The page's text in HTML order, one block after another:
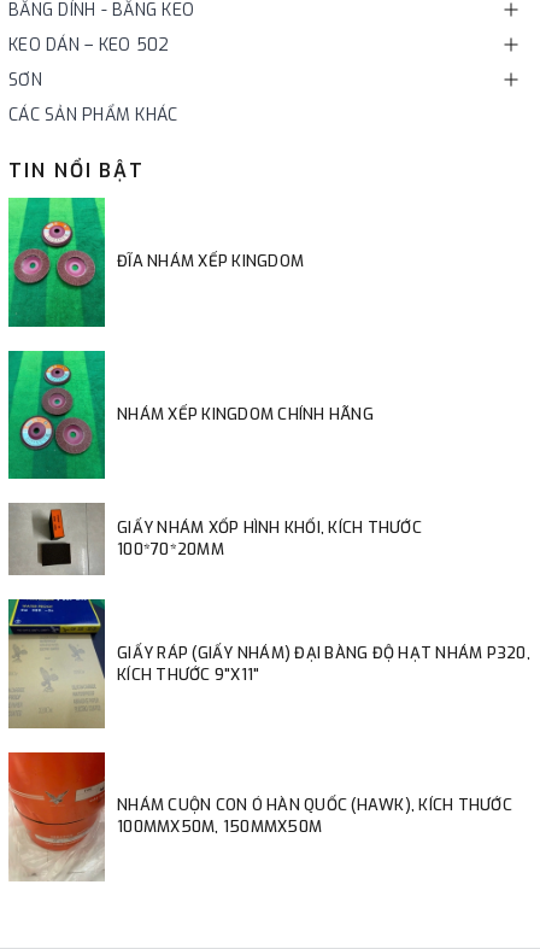
BĂNG DÍNH - BĂNG KEO
KEO DÁN – KEO 502
SƠN
CÁC SẢN PHẨM KHÁC
TIN NỔI BẬT
ĐĨA NHÁM XẾP KINGDOM
NHÁM XẾP KINGDOM CHÍNH HÃNG
GIẤY NHÁM XỐP HÌNH KHỐI, KÍCH THƯỚC
100*70*20MM
GIẤY RÁP (GIẤY NHÁM) ĐẠI BÀNG ĐỘ HẠT NHÁM P320,
KÍCH THƯỚC 9"X11"
NHÁM CUỘN CON Ó HÀN QUỐC (HAWK), KÍCH THƯỚC
100MMX50M, 150MMX50M